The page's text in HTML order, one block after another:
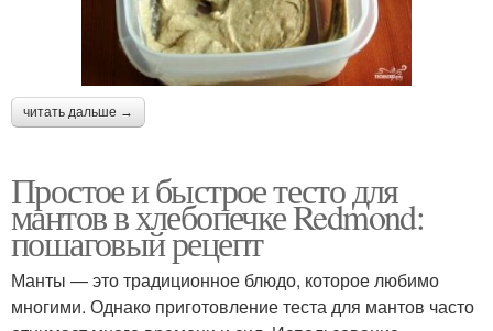
читать дальше →
Простое и быстрое тесто для
мантов в хлебопечке Redmond:
пошаговый рецепт
Манты — это традиционное блюдо, которое любимо
многими. Однако приготовление теста для мантов часто